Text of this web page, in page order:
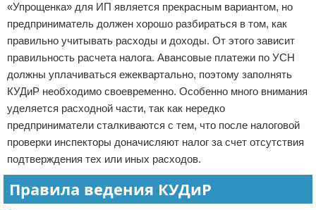
«Упрощенка» для ИП является прекрасным вариантом, но
предприниматель должен хорошо разбираться в том, как
правильно учитывать расходы и доходы. От этого зависит
правильность расчета налога. Авансовые платежи по УСН
должны уплачиваться ежеквартально, поэтому заполнять
КУДиР необходимо своевременно. Особенно много внимания
уделяется расходной части, так как нередко
предприниматели сталкиваются с тем, что после налоговой
проверки инспекторы доначисляют налог за счет отсутствия
подтверждения тех или иных расходов.
Правила ведения КУДиР